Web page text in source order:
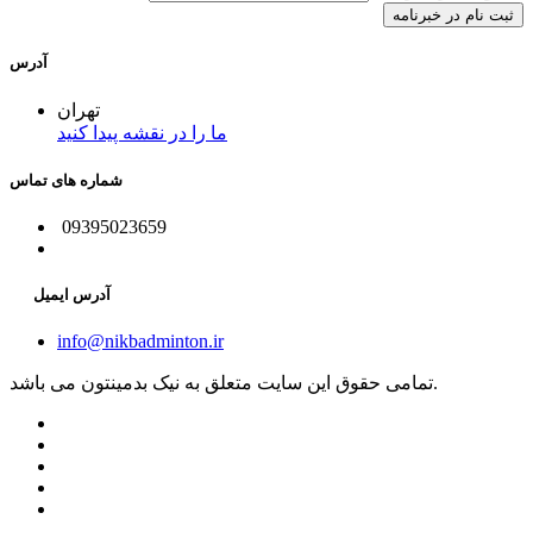
آدرس
تهران
ما را در نقشه پیدا کنید
شماره های تماس
09395023659
آدرس ایمیل
info@nikbadminton.ir
تمامی حقوق این سایت متعلق به نیک بدمینتون می باشد.